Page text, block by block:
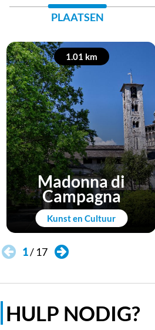
PLAATSEN
1.01 km
Kunst en Cultuur
Madonna di
Campagna
1/ 17
HULP NODIG?